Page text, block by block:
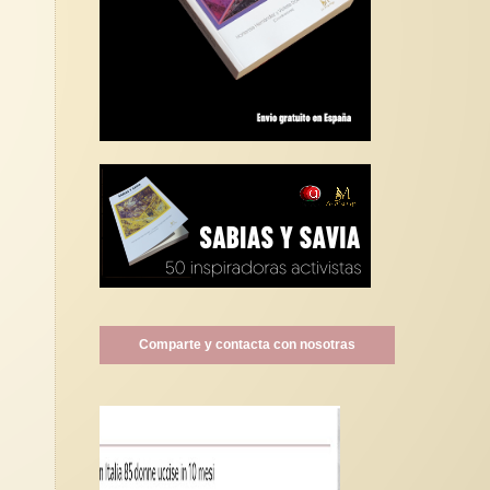
Comparte y contacta con nosotras